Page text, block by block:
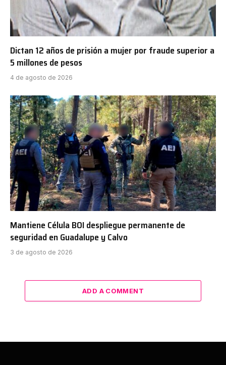
Dictan 12 años de prisión a mujer por fraude superior a
5 millones de pesos
4 de agosto de 2026
Mantiene Célula BOI despliegue permanente de
seguridad en Guadalupe y Calvo
3 de agosto de 2026
ADD A COMMENT